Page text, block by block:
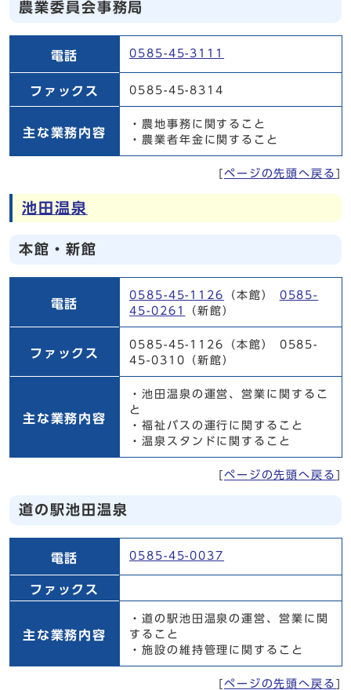
農業委員会事務局
電話
0585-45-3111
ファックス 0585-45-8314
主な業務内容
・農地事務に関すること
・農業者年金に関すること
ページの先頭へ戻る
池田温泉
本館・新館
電話
0585-45-1126 （本館） 0585-
45-0261
（新館）
ファックス
0585-45-1126（本館） 0585-
45-0310（新館）
主な業務内容
・池田温泉の運営、営業に関するこ
と
・福祉バスの運行に関すること
・温泉スタンドに関すること
ページの先頭へ戻る
道の駅池田温泉
電話
0585-45-0037
ファックス
主な業務内容
・道の駅池田温泉の運営、営業に関
すること
・施設の維持管理に関すること
ページの先頭へ戻る